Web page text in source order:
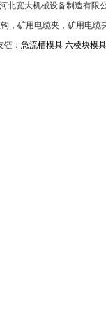
河北宽大机械设备制造有限
，矿用电缆夹，矿用电
链： 急流槽模具 六棱块模具